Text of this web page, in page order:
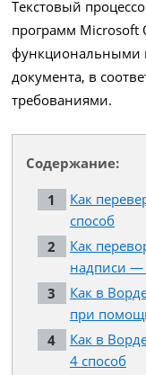
Текстовый
программ
функциональными
документа, в
требованиями.
Содержание:
Как
способ
Как
надписи —
Как в
при
Как в
4 способ